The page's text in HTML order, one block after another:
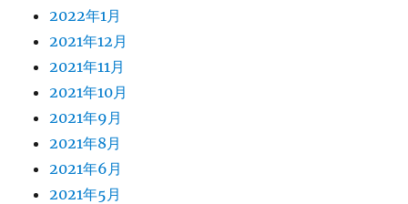
2022年1月
2021年12月
2021年11月
2021年10月
2021年9月
2021年8月
2021年6月
2021年5月